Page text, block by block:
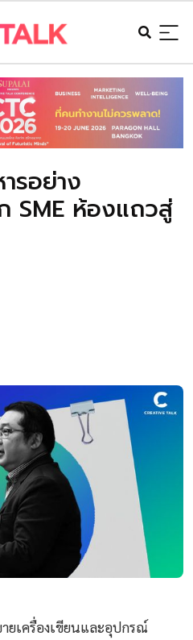
รอย่าง
SME ห้องแถวสู่
ยเครื่องเขียนและอุปกรณ์